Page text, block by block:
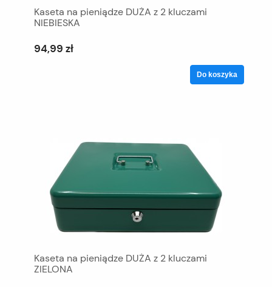
Kaseta na pieniądze DUŻA z 2 kluczami
NIEBIESKA
94,99 zł
Do koszyka
Kaseta na pieniądze DUŻA z 2 kluczami
ZIELONA